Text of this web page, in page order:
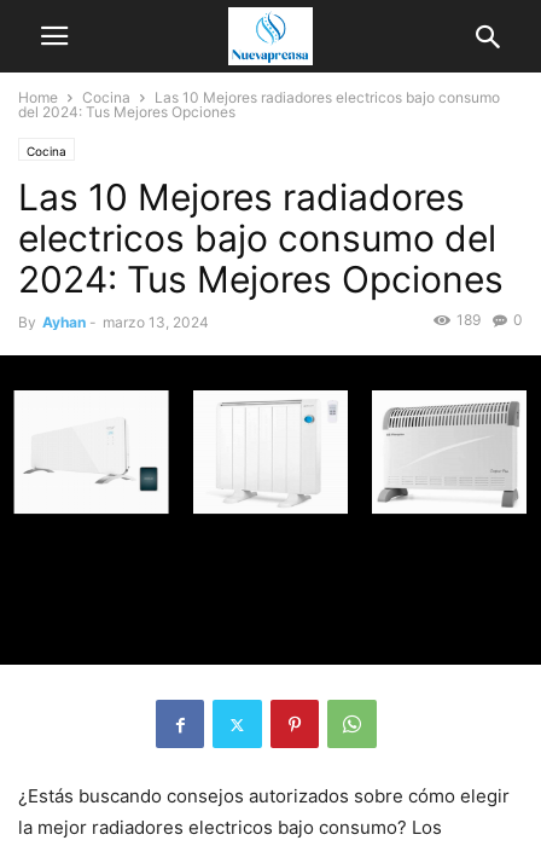
Home Cocina
Las 10 Mejores radiadores electricos bajo consumo
del 2024: Tus Mejores Opciones
Cocina
Las 10 Mejores radiadores
electricos bajo consumo del
2024: Tus Mejores Opciones
By Ayhan - marzo 13, 2024 0
189
¿Estás buscando consejos autorizados sobre cómo elegir
la mejor radiadores electricos bajo consumo? Los